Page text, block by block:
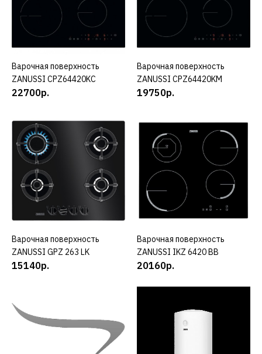
КУПИТЬ
ДОБАВИТЬ К СРАВНЕНИЮ
ДОБАВИТЬ В ПОЖЕЛАНИЯ
ZANUSSI
Варочная панель
ZANUSSI ZEV56140XB
12680р.
ДОБАВИТЬ К СРАВНЕНИЮ
ДОБАВИТЬ В ПОЖЕЛАНИЯ
ZANUSSI
Варочная поверхность
ZANUSSI CKZ 642 KC
КУПИТЬ
КУПИТЬ
Варочная поверхность
ZANUSSI CPZ64420KC
22700р.
КУПИТЬ
Варочная поверхность
ZANUSSI CPZ64420KM
19750р.
КУПИТЬ
Варочная поверхность
ZANUSSI GPZ 263 LK
15140р.
КУПИТЬ
Варочная поверхность
ZANUSSI IKZ 6420 BB
20160р.